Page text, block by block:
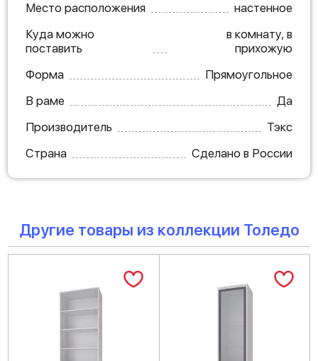
Место расположения
настенное
Куда можно
поставить
в комнату, в
прихожую
Форма
Прямоугольное
В раме
Да
Производитель
Тэкс
Страна
Сделано в России
Другие товары из коллекции Толедо